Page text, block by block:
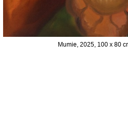
Mumie, 2025, 100 x 80